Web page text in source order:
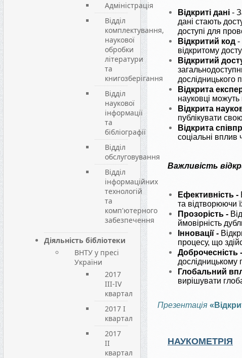
Адміністрація
Відділ
комплектування,
наукової
обробки
літератури
та
книгозберігання
Відділ
наукової
інформації
та
бібліографії
Відділ
обслуговування
Відділ
інформаційних
технологій
та
комп'ютерного
забезпечення
Діяльність бібліотеки
ВНТУ у пресі
України
2017
III-IV
квартал
2017 I
квартал
2017
II
квартал
Відкриті дані -
дані стають
доступі для
Відкритий код -
відкритому
Відкритий
дослідницького
Відкрита
науковці
Відкрита
публікувати
Відкрита
соціальні вплив
Важливість
Ефективність -
та відтворюючи
Прозорість -
ймовірність
Інновації -
процесу, що
Доброчесність -
дослідницькому
Глобальний
вирішувати
Презентація
НАУКОМЕТРІЯ